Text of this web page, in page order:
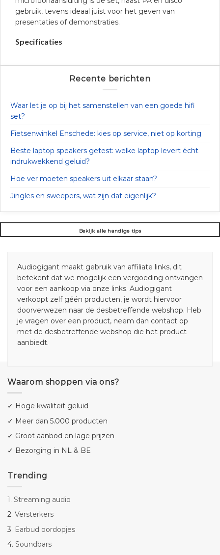
gebruik, tevens ideaal juist voor het geven van
presentaties of demonstraties.
Specificaties
Recente berichten
Waar let je op bij het samenstellen van een goede hifi
set?
Fietsenwinkel Enschede: kies op service, niet op korting
Beste laptop speakers getest: welke laptop levert écht
indrukwekkend geluid?
Hoe ver moeten speakers uit elkaar staan?
Jingles en sweepers, wat zijn dat eigenlijk?
Bekijk alle handige tips
Audiogigant maakt gebruik van affiliate links, dit
betekent dat we mogelijk een vergoeding ontvangen
voor een aankoop via onze links. Audiogigant
verkoopt zelf géén producten, je wordt hiervoor
doorverwezen naar de desbetreffende webshop. Heb
je vragen over een product, neem dan contact op
met de desbetreffende webshop die het product
aanbiedt.
Waarom shoppen via ons?
✓ Hoge kwaliteit geluid
✓ Meer dan 5.000 producten
✓ Groot aanbod en lage prijzen
✓ Bezorging in NL & BE
Trending
1. Streaming audio
2. Versterkers
3. Earbud oordopjes
4. Soundbars